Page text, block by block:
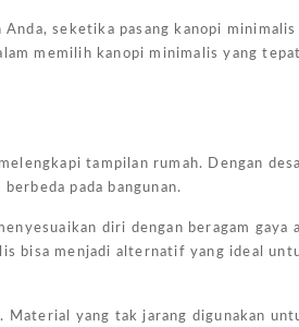
seketika pasang kanopi minimalis
memilih kanopi minimalis yang
tampilan rumah. Dengan
pada bangunan.
diri dengan beragam gaya
bisa menjadi alternatif yang ideal
yang tak jarang digunakan